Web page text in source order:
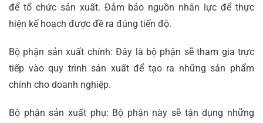
để tổ chức sản xuất. Đảm bảo nguồn nhân lực để thực
hiện kế hoạch được đề ra đúng tiến độ.
Bộ phận sản xuất chính: Đây là bộ phận sẽ tham gia trực
tiếp vào quy trình sản xuất để tạo ra những sản phẩm
chính cho doanh nghiệp.
Bộ phận sản xuất phụ: Bộ phận này sẽ tận dụng những